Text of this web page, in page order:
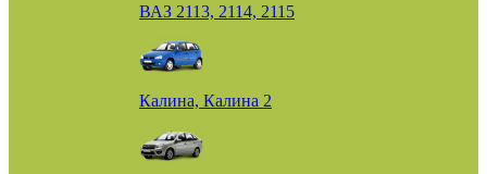
ВАЗ 2113, 2114, 2115
Калина, Калина 2